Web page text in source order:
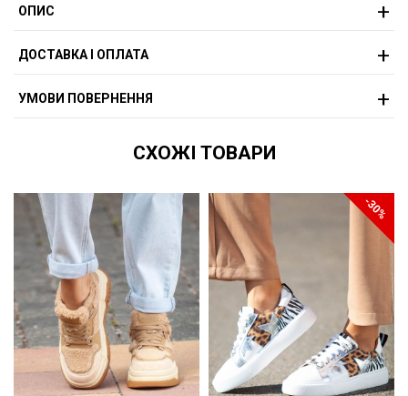
ОПИС
ДОСТАВКА І ОПЛАТА
УМОВИ ПОВЕРНЕННЯ
СХОЖІ ТОВАРИ
-30%